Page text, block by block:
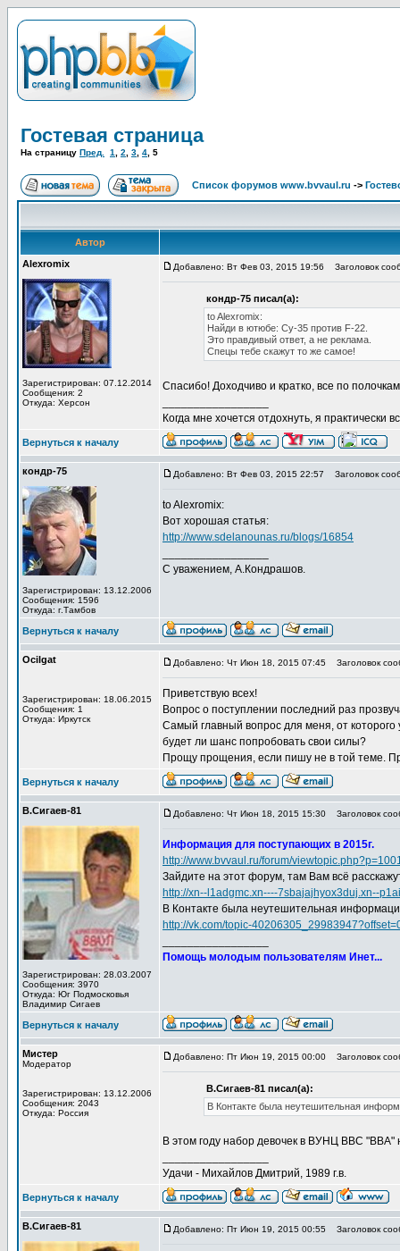
Гостевая страница
На страницу Пред. 1 2 3 4 5
Список форумов www.bvvaul.ru ->
Автор
Alexromix
Зарегистрирован: 07.12.2014
Сообщения: 2
Откуда: Херсон
Добавлено: Вт Фев 03, 2015 19:56 Заголовок
кондр-75 писал(а):
to Alexromix:
Найди в ютюбе: Су-35 против F-22.
Это правдивый ответ, а не реклама.
Спецы тебе скажут то же самое!
Спасибо! Доходчиво и кратко, все по
Когда мне хочется отдохнуть, я практически
Вернуться к началу
кондр-75
Зарегистрирован: 13.12.2006
Сообщения: 1596
Откуда: г.Тамбов
Добавлено: Вт Фев 03, 2015 22:57 Заголовок
to Alexromix:
Вот хорошая статья:
http://www.sdelanounas.ru/blogs/16854
С уважением, А.Кондрашов.
Вернуться к началу
Ocilgat
Зарегистрирован: 18.06.2015
Сообщения: 1
Откуда: Иркутск
Добавлено: Чт Июн 18, 2015 07:45 Заголовок
Приветствую всех!
Вопрос о поступлении последний раз
Самый главный вопрос для меня, от
будет ли шанс попробовать свои силы?
Прощу прощения, если пишу не в той теме.
Вернуться к началу
В.Сигаев-81
Зарегистрирован: 28.03.2007
Сообщения: 3970
Откуда: Юг Подмосковья
Владимир Сигаев
Добавлено: Чт Июн 18, 2015 15:30 Заголовок
Информация для поступающих в 2015г.
http://www.bvvaul.ru/forum/
Зайдите на этот форум, там Вам всё
http://xn--l1adgmc.xn----7sbajajhyox3duj.xn--
В Контакте была неутешительная
http://vk.com/topic-
Помощь молодым пользователям Инет...
Вернуться к началу
Мистер
Модератор
Зарегистрирован: 13.12.2006
Сообщения: 2043
Откуда: Россия
Добавлено: Пт Июн 19, 2015 00:00 Заголовок
В.Сигаев-81 писал(а):
В Контакте была неутешительная
В этом году набор девочек в ВУНЦ ВВС "ВВА"
Удачи - Михайлов Дмитрий, 1989 г.в.
Вернуться к началу
В.Сигаев-81 Добавлено: Пт Июн 19, 2015 00:55 Заголовок